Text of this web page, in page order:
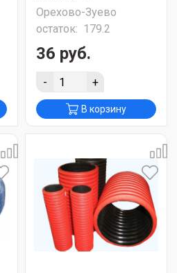
Орехово-Зуево
остаток: 179.2
36 руб.
- +
В корзину